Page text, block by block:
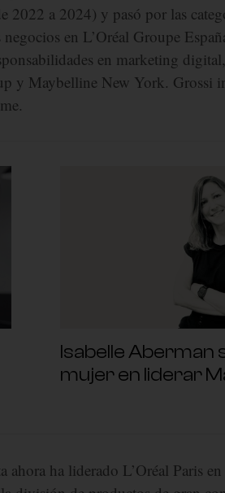
2022 a 2024) y pasó por las
en L’Oréal Groupe
en marketing digital,
y Maybelline New York. Grossi
Isabelle Aberman
mujer en liderar
ha liderado L’Oréal Paris